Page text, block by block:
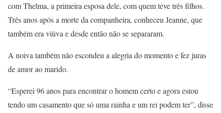
com Thelma, a primeira esposa dele, com quem teve três filhos.
Três anos após a morte da companheira, conheceu Jeanne, que
também era viúva e desde então não se separaram.
A noiva também não escondeu a alegria do momento e fez juras
de amor ao marido.
“Esperei 96 anos para encontrar o homem certo e agora estou
tendo um casamento que só uma rainha e um rei podem ter”, disse